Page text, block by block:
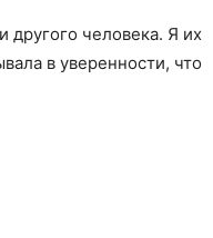
другого человека. Я их
в уверенности, что